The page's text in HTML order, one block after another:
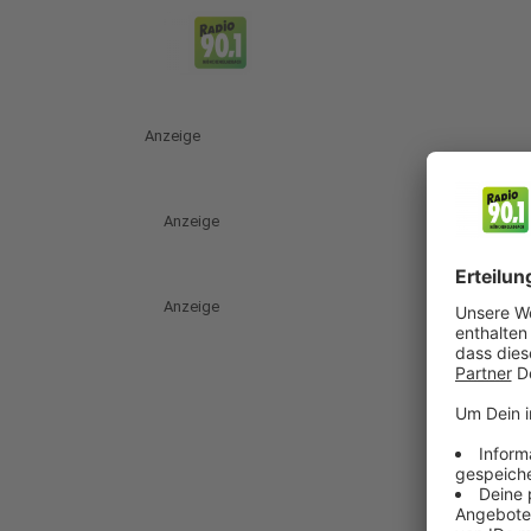
Anzeige
Anzeige
Anzeige